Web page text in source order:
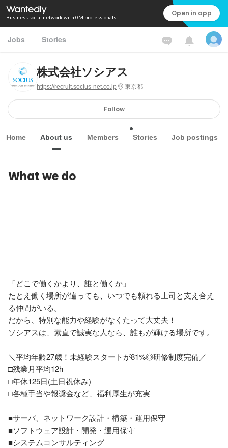
Business social network with 0M professionals Open in app
Jobs Stories
株式会社ソシアス
https://recruit.socius-net.co.jp 東京都
Follow
Home About us Members Stories Job postings
What we do
「どこで働くかより、誰と働くか」
たとえ働く場所が違っても、いつでも頼れる上司と支え合え
る仲間がいる。
だから、特別な能力や経験がなくたって大丈夫！
ソシアスは、素直で誠実な人なら、誰もが輝ける場所です。
＼平均年齢27歳！未経験スタートが81%◎研修制度完備／
□残業月平均12h
□年休125日(土日祝休み)
□各種手当や報奨金など、福利厚生が充実
■サーバ、ネットワーク設計・構築・運用保守
■ソフトウェア設計・開発・運用保守
■システムコンサルティング